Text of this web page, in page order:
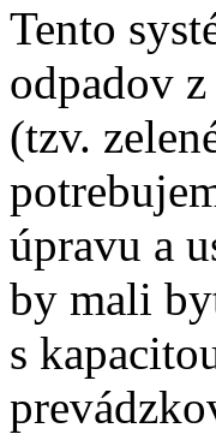
Tento
odpadov
(tzv.
úpravu a
by mali
s